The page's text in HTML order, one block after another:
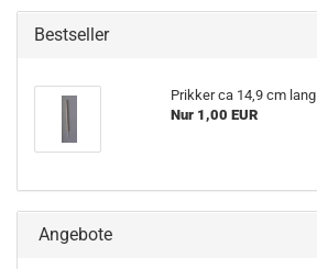
Bestseller
Prikker ca 14,9 cm lang
Nur 1,00 EUR
Angebote